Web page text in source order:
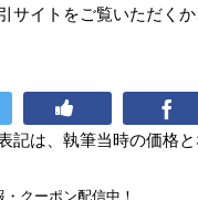
サイトをご覧いただく
記は、執筆当時の価格
クーポン配信中！